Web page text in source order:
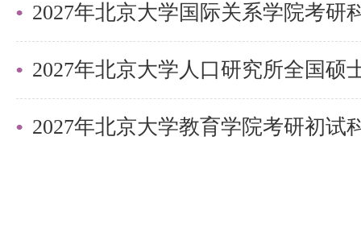
2027年北京大学国际关系学院考研
2027年北京大学教育学院考研初试